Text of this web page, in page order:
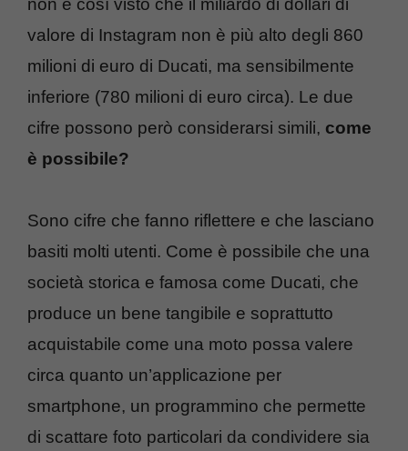
valore di Instagram non è più alto degli 860
milioni di euro di Ducati, ma sensibilmente
inferiore (780 milioni di euro circa). Le due
cifre possono però considerarsi simili, come
è possibile?
Sono cifre che fanno riflettere e che lasciano
basiti molti utenti. Come è possibile che una
società storica e famosa come Ducati, che
produce un bene tangibile e soprattutto
acquistabile come una moto possa valere
circa quanto un’applicazione per
smartphone, un programmino che permette
di scattare foto particolari da condividere sia